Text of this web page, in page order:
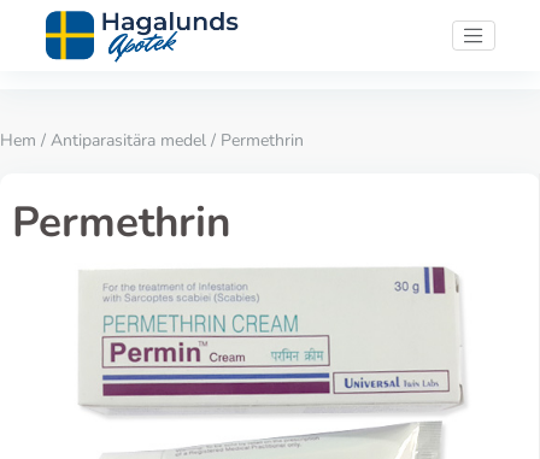
Hem / Antiparasitära medel / Permethrin
Permethrin